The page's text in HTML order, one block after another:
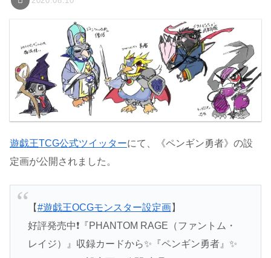
遊戯王TCG公式ツイッターにて、《ペンギン勇者》の設
定画が公開されました。
【#遊戯王OCGモンスター設定画】
好評発売中❗️『PHANTOM RAGE（ファントム・
レイジ）』収録カードから✨『ペンギン勇者』✨